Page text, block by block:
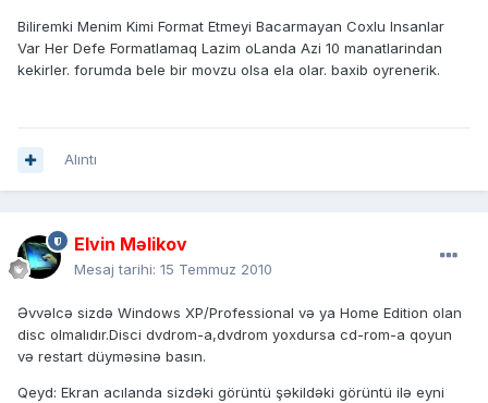
Biliremki Menim Kimi Format Etmeyi Bacarmayan Coxlu Insanlar
Var Her Defe Formatlamaq Lazim oLanda Azi 10 manatlarindan
kekirler. forumda bele bir movzu olsa ela olar. baxib oyrenerik.
Alıntı
Elvin Məlikov
Mesaj tarihi: 15 Temmuz 2010
Əvvəlcə sizdə Windows XP/Professional və ya Home Edition olan
disc olmalıdır.Disci dvdrom-a,dvdrom yoxdursa cd-rom-a qoyun
və restart düyməsinə basın.
Qeyd: Ekran acılanda sizdəki görüntü şəkildəki görüntü ilə eyni